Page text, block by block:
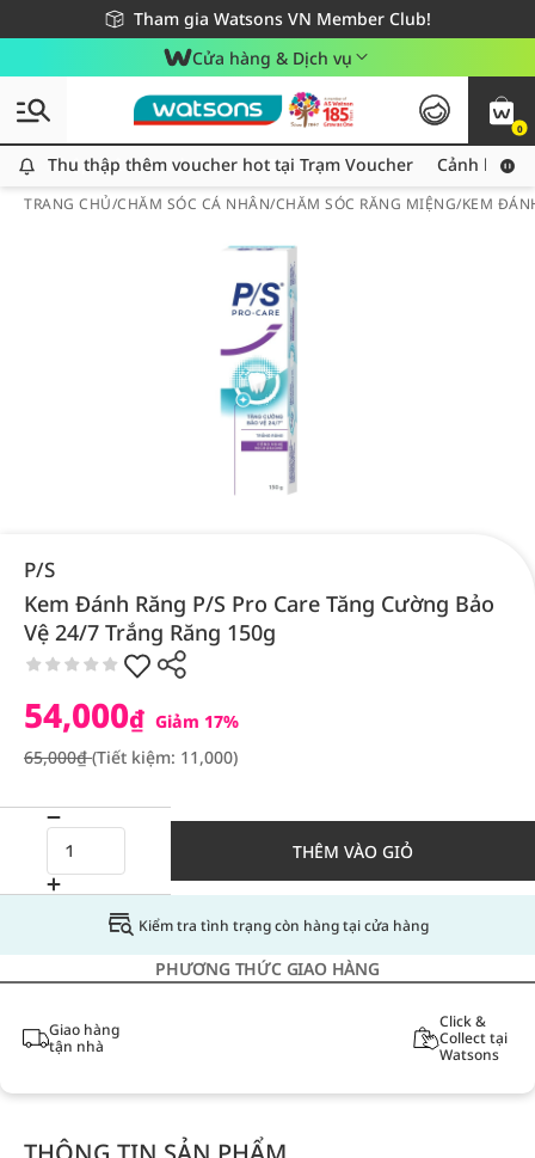
Tham gia Watsons VN Member Club!
Miễn phí giao hàng cho đơn hàng từ 249,000Đ
Giao hàng nhanh 24h - Áp dụng khu vực TP. Hồ Chí Minh
Cửa hàng & Dịch vụ
0
Thu thập thêm voucher hot tại Trạm Voucher
Thu thập thêm voucher hot tại Trạm Voucher Cảnh báo
TRANG CHỦ/CHĂM SÓC CÁ NHÂN/CHĂM SÓC RĂNG MIỆNG/KEM
P/S
Kem Đánh Răng P/S Pro Care Tăng Cường Bảo
Vệ 24/7 Trắng Răng 150g
54,000₫ Giảm 17%
65,000₫(Tiết kiệm: 11,000)
THÊM VÀO GIỎ
Kiểm tra tình trạng còn hàng tại cửa hàng
PHƯƠNG THỨC GIAO HÀNG
Giao hàng
tận nhà
Click &
Collect tại
Watsons